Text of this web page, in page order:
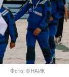
Фото: © НАИК